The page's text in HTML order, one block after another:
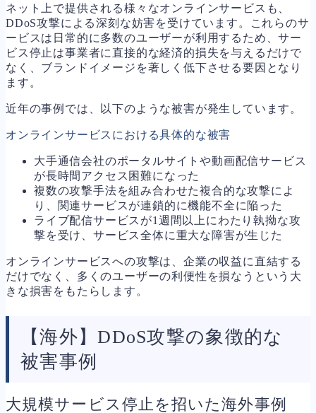
ネット上で提供される様々なオンラインサービスも、
DDoS攻撃による深刻な妨害を受けています。これらのサ
ービスは日常的に多数のユーザーが利用するため、サー
ビス停止は事業者に直接的な経済的損失を与えるだけで
なく、ブランドイメージを著しく低下させる要因となり
ます。
近年の事例では、以下のような被害が発生しています。
オンラインサービスにおける具体的な被害
大手通信会社のポータルサイトや動画配信サービス
が長時間アクセス困難になった
複数の攻撃手法を組み合わせた複合的な攻撃によ
り、関連サービスが連鎖的に機能不全に陥った
ライブ配信サービスが1週間以上にわたり執拗な攻
撃を受け、サービス全体に重大な障害が生じた
オンラインサービスへの攻撃は、企業の収益に直結する
だけでなく、多くのユーザーの利便性を損なうという大
きな損害をもたらします。
【海外】DDoS攻撃の象徴的な
被害事例
大規模サービス停止を招いた海外事例